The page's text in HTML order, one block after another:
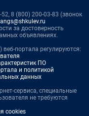
8 (800) 200-03-83 (звонок
за достоверность
объявлениях.
веб-портала регулируются:
ПО
и политикой
данных
сервиса, специальные
не требуются
cookies